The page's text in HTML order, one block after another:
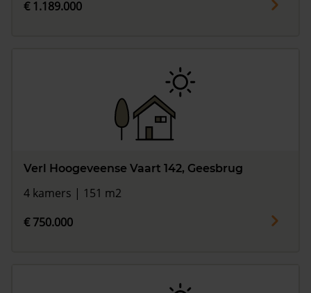
€ 1.189.000
Verl Hoogeveense Vaart 142, Geesbrug
4 kamers | 151 m2
€ 750.000